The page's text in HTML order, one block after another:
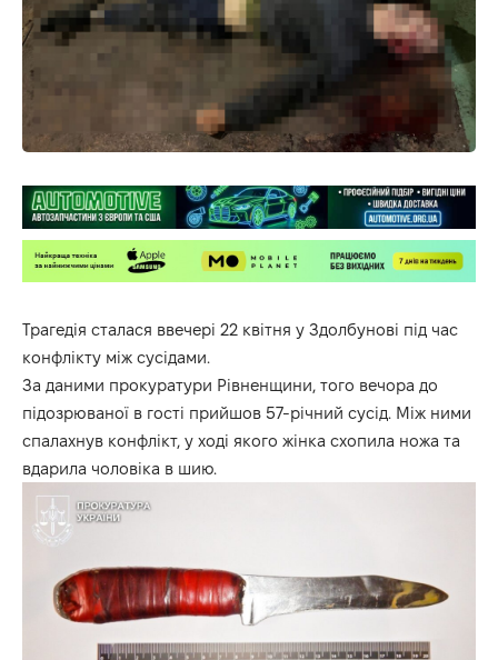
Трагедія сталася ввечері 22 квітня у Здолбунові під час
конфлікту між сусідами.
За даними прокуратури Рівненщини, того вечора до
підозрюваної в гості прийшов 57-річний сусід. Між ними
спалахнув конфлікт, у ході якого жінка схопила ножа та
вдарила чоловіка в шию.